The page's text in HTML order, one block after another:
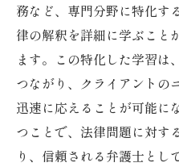
務など、専門分野に特化す
律の解釈を詳細に学ぶこと
ます。この特化した学習は
つながり、クライアントの
迅速に応えることが可能に
つことで、法律問題に対す
り、信頼される弁護士と